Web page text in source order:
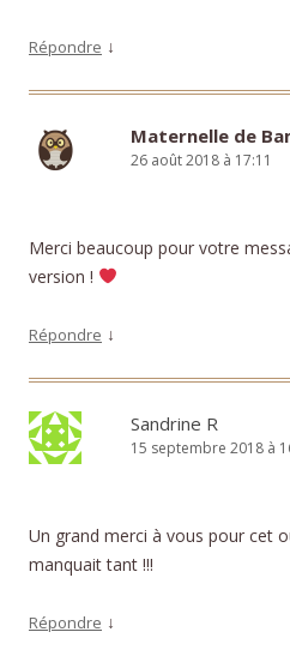
Répondre ↓
Maternelle de
26 août 2018 à 17:11
Merci beaucoup pour votre
version !
Répondre ↓
Sandrine R
15 septembre 2018 à
Un grand merci à vous pour cet
manquait tant !!!
Répondre ↓